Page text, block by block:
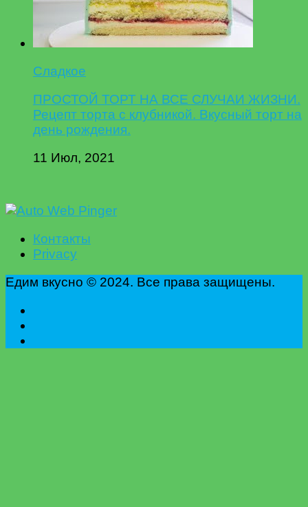
Сладкое
ПРОСТОЙ ТОРТ НА ВСЕ СЛУЧАИ ЖИЗНИ.
Рецепт торта с клубникой. Вкусный торт на
день рождения.
11 Июл, 2021
Контакты
Privacy
Едим вкусно © 2024. Все права защищены.